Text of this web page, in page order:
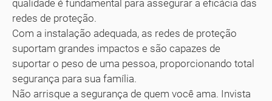
qualidade é fundamental para assegurar a eficácia das
redes de proteção.
Com a instalação adequada, as redes de proteção
suportam grandes impactos e são capazes de
suportar o peso de uma pessoa, proporcionando total
segurança para sua família.
Não arrisque a segurança de quem você ama. Invista